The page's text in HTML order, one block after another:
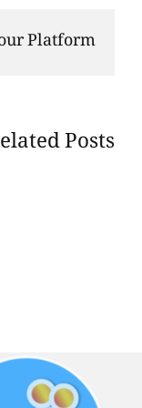
Platform!
Posts